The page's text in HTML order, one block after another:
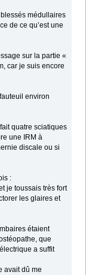
médullaires
de ce qu’est une
sur la partie «
car je suis encore
environ
quatre sciatiques
une IRM à
discale ou si
:
je toussais très fort
les glaires et
étaient
que
a suffit
avait dû me